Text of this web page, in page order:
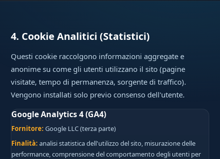
4. Cookie Analitici (Statistici)
Questi cookie raccolgono informazioni aggregate e
anonime su come gli utenti utilizzano il sito (pagine
visitate, tempo di permanenza, sorgente di traffico).
Vengono installati solo previo consenso dell'utente.
Google Analytics 4 (GA4)
Fornitore: Google LLC (terza parte)
Finalità: analisi statistica dell'utilizzo del sito, misurazione delle
performance, comprensione del comportamento degli utenti per